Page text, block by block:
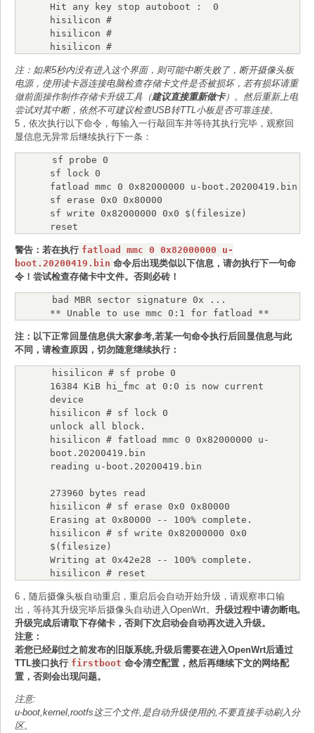
Hit any key stop autoboot :  0
hisilicon #
hisilicon #
hisilicon #
注：如果5秒内没有进入这个界面，则可能中断失败了，断开摄像头板
电源，使用读卡器连接电脑检查存储卡文件是否被损坏，若有损坏请重
做前面操作制作存储卡升级工具（建议直接重新做卡）。然后重新上电
尝试对其中断，依然不可建议检查USB转TTL小板是否可靠连接。
5，依次执行以下命令，每输入一行敲回车并等待其执行完毕，观察回
显信息无异常后继续执行下一条：
sf probe 0
sf lock 0
fatload mmc 0 0x82000000 u-boot.20200419.bin
sf erase 0x0 0x80000
sf write 0x82000000 0x0 $(filesize)
reset
警告：若在执行 fatload mmc 0 0x82000000 u-
boot.20200419.bin 命令后出现类似以下信息，请勿执行下一句命
令！尝试检查存储卡中文件。否则必砖！
bad MBR sector signature 0x ...
** Unable to use mmc 0:1 for fatload **
注：以下正常回显信息供大家参考,若某一句命令执行后回显信息与此
不同，请检查原因，切勿随意继续执行：
hisilicon # sf probe 0
16384 KiB hi_fmc at 0:0 is now current
device
hisilicon # sf lock 0
unlock all block.
hisilicon # fatload mmc 0 0x82000000 u-
boot.20200419.bin
reading u-boot.20200419.bin
273960 bytes read
hisilicon # sf erase 0x0 0x80000
Erasing at 0x80000 -- 100% complete.
hisilicon # sf write 0x82000000 0x0
$(filesize)
Writing at 0x42e28 -- 100% complete.
hisilicon # reset
6，随后摄像头板自动重启，重启后会自动开始升级，请观察串口输
出，等待其升级完毕后摄像头自动进入OpenWrt。 升级过程中请勿断电,
升级完成后请取下存储卡，否则下次启动会自动再次进入升级。
注意：
若您已经刷过之前发布的旧版系统,升级后需要在进入OpenWrt后通过
TTL接口执行 firstboot 命令清空配置，然后再继续下文的网络配
置，否则会出现问题。
注意:
u-boot,kernel,rootfs这三个文件,是自动升级使用的,不要直接手动刷入分
区。